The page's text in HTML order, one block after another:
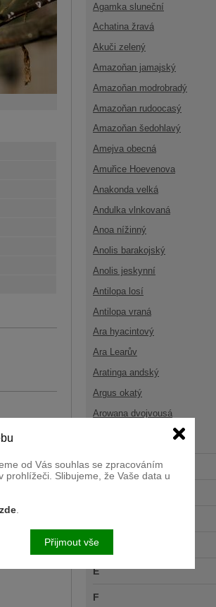
Agamka sluneční
Achatina žravá
Akuči zelený
Amazoňan jamajský
Amazoňan modrobradý
Amazoňan rudoocasý
Amazoňan šedohlavý
Amejva obecná
Amuřice Hoevenova
Anakonda velká
Andulka vlnkovaná
Anoa nížinný
Anolis barakojský
Anolis jeskynní
Antilopa losí
Antilopa vraná
Ara hyacintový
Ara Learův
Aratinga andský
Argus okatý
Arowana dvojvousá
C
Ď
E
F
od Vás souhlas se zpracováním
Slibujeme, že Vaše data u
Přijmout vše